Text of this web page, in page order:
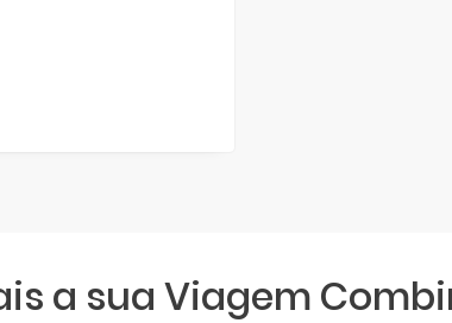
a sua Viagem